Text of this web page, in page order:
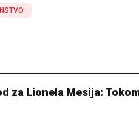
za Lionela Mesija: